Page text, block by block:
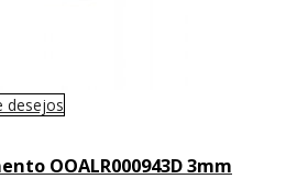
desejos
OOALR000943D 3mm